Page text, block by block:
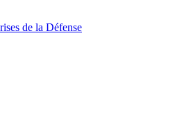
de la Défense